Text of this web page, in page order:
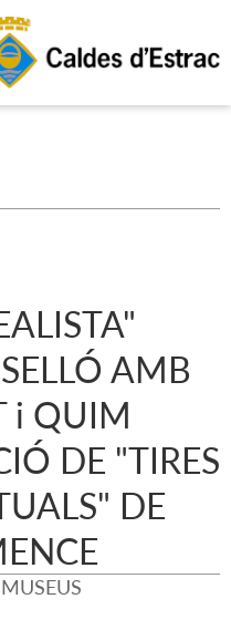
AMB
i QUIM
DE "TIRES
DE